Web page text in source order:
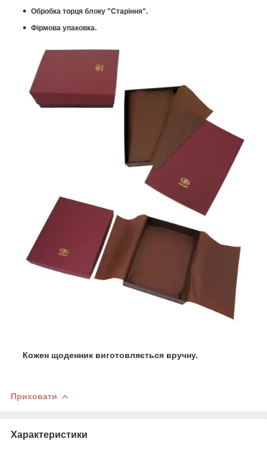
Обробка торця блоку "Старіння".
Фірмова упаковка.
Кожен щоденник виготовляється вручну.
Приховати
Характеристики